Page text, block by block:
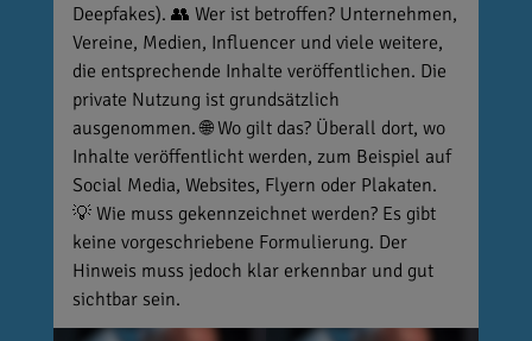
Deepfakes). 👥 Wer ist betroffen? Unternehmen,
Vereine, Medien, Influencer und viele weitere,
die entsprechende Inhalte veröffentlichen. Die
private Nutzung ist grundsätzlich
ausgenommen. 🌐 Wo gilt das? Überall dort, wo
Inhalte veröffentlicht werden, zum Beispiel auf
Social Media, Websites, Flyern oder Plakaten.
💡 Wie muss gekennzeichnet werden? Es gibt
keine vorgeschriebene Formulierung. Der
Hinweis muss jedoch klar erkennbar und gut
sichtbar sein.